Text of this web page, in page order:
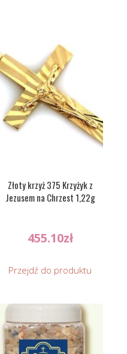
Złoty krzyż 375 Krzyżyk z
Jezusem na Chrzest 1,22g
455.10zł
Przejdź do produktu